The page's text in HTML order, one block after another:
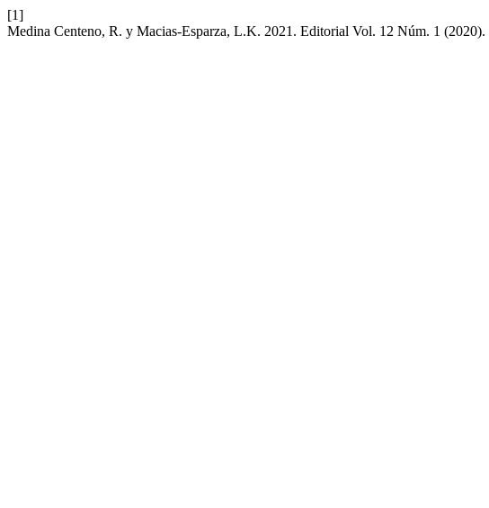
[1]
Medina Centeno, R. y Macias-Esparza, L.K. 2021. Editorial Vol. 12 Núm. 1 (2020).